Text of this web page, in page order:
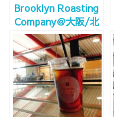
Brooklyn Roasting
Company＠大阪/北
浜～大川に中央公会
堂を眺め外でのんび
りOK！中で仕事
OK！電源Wi-Fi完
備！